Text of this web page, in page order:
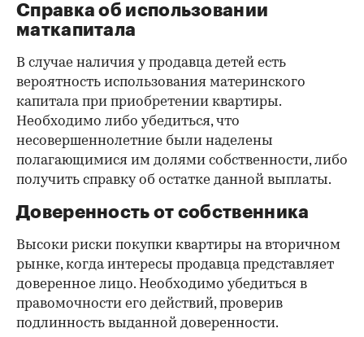
Справка об использовании
маткапитала
В случае наличия у продавца детей есть
вероятность использования материнского
капитала при приобретении квартиры.
Необходимо либо убедиться, что
несовершеннолетние были наделены
полагающимися им долями собственности, либо
получить справку об остатке данной выплаты.
Доверенность от собственника
Высоки риски покупки квартиры на вторичном
рынке, когда интересы продавца представляет
доверенное лицо. Необходимо убедиться в
правомочности его действий, проверив
подлинность выданной доверенности.